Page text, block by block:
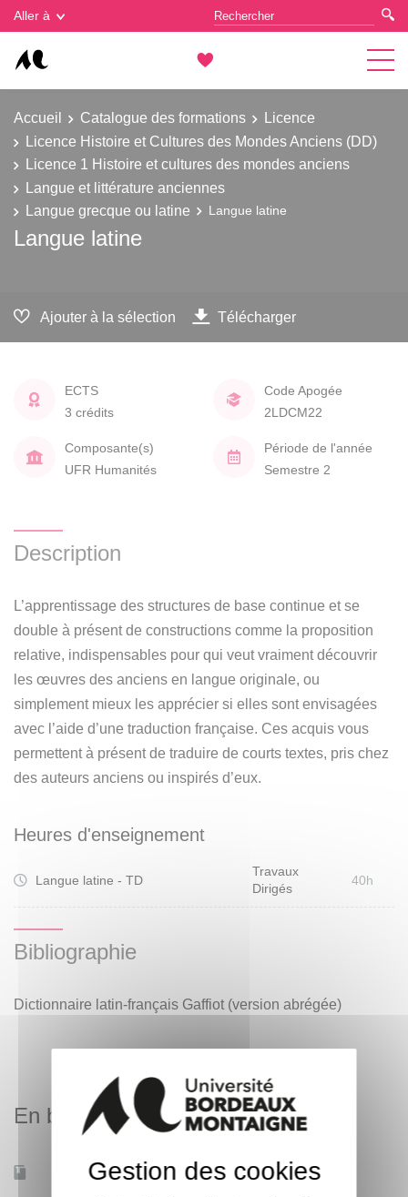
Aller à
Accueil Catalogue des formations
Licence
Licence Histoire et Cultures des Mondes Anciens (DD)
Licence 1 Histoire et cultures des mondes anciens
Langue et littérature anciennes
Langue grecque ou latine
Langue latine
Langue latine
Ajouter à la sélection Télécharger
ECTS
3 crédits
Code Apogée
2LDCM22
Composante(s)
UFR Humanités
Période de l'année
Semestre 2
Description
L’apprentissage des structures de base continue et se
double à présent de constructions comme la proposition
relative, indispensables pour qui veut vraiment découvrir
les œuvres des anciens en langue originale, ou
simplement mieux les apprécier si elles sont envisagées
avec l’aide d’une traduction française. Ces acquis vous
permettent à présent de traduire de courts textes, pris chez
des auteurs anciens ou inspirés d’eux.
Heures d'enseignement
Langue latine - TD
Travaux
Dirigés
40h
Bibliographie
Dictionnaire latin-français Gaffiot (version abrégée)
En bref
Mobilité d'études Oui
Gestion des cookies
Gestion des cookies